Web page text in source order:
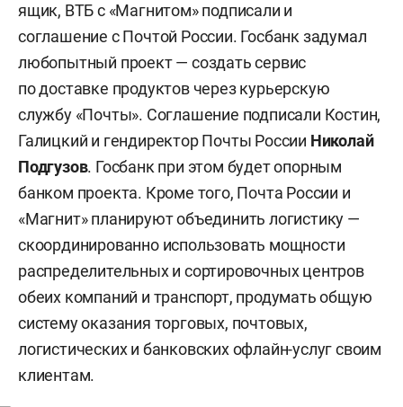
ящик, ВТБ с «Магнитом» подписали и
соглашение с Почтой России. Госбанк задумал
любопытный проект — создать сервис
по доставке продуктов через курьерскую
службу «Почты». Соглашение подписали Костин,
Галицкий и гендиректор Почты России Николай
Подгузов. Госбанк при этом будет опорным
банком проекта. Кроме того, Почта России и
«Магнит» планируют объединить логистику —
скоординированно использовать мощности
распределительных и сортировочных центров
обеих компаний и транспорт, продумать общую
систему оказания торговых, почтовых,
логистических и банковских офлайн-услуг своим
клиентам.